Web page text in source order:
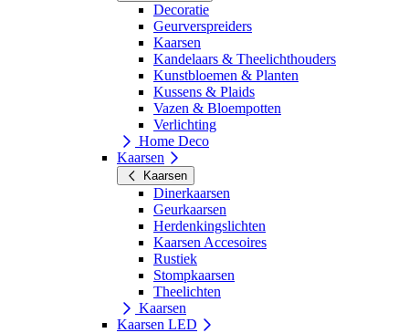
Decoratie
Geurverspreiders
Kaarsen
Kandelaars & Theelichthouders
Kunstbloemen & Planten
Kussens & Plaids
Vazen & Bloempotten
Verlichting
Home Deco
Kaarsen
Kaarsen
Dinerkaarsen
Geurkaarsen
Herdenkingslichten
Kaarsen Accesoires
Rustiek
Stompkaarsen
Theelichten
Kaarsen
Kaarsen LED